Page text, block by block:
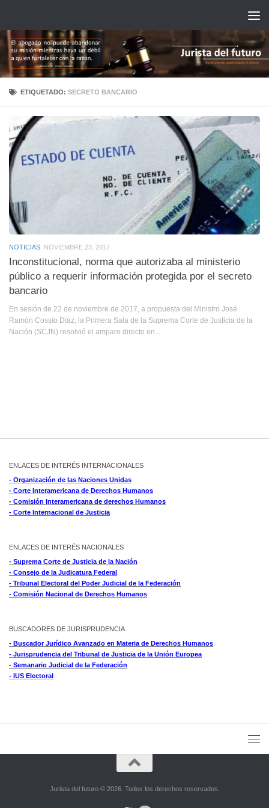
ETIQUETADO: SECRETO BANCARIO
NOTICIAS NOVIEMBRE 23, 2017
Inconstitucional, norma que autorizaba al ministerio
público a requerir información protegida por el secreto
bancario
En sesión de 22 de noviembre de 2017, a propuesta del Ministro José
Ramón Cossío Díaz, la Primera Sala de la Suprema Corte de Justicia de la
Nación (SCJN) resolvió el amparo directo en...
ENLACES DE INTERÉS INTERNACIONALES
- Organización de las Naciones Unidas
- Corte Interamericana de Derechos Humanos
- Comisión Interamericana de derechos Humanos
- Corte Internacional de Justicia
ENLACES DE INTERÉS NACIONALES
- Suprema Corte de Justicia de la Nación
- Consejo de la Judicatura Federal
- Tribunal Electoral del Poder Judicial de la Federación
- Comisión Nacional de Derechos Humanos
BUSCADORES DE JURISPRUDENCIA
- Buscador Jurídico Avanzado en Materia de Derechos Humanos
- Jurisprudencia del Tribunal de Justicia de la Unión Europea
- Semanario Judicial de la Federación
- IUS Electoral
Jurista del futuro © 2026. Todos los derechos reservados.